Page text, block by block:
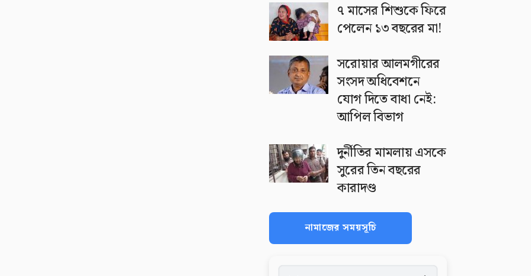
৭ মাসের শিশুকে ফিরে
পেলেন ১৩ বছরের মা!
সরোয়ার আলমগীরের
সংসদ অধিবেশনে
যোগ দিতে বাধা নেই:
আপিল বিভাগ
দুর্নীতির মামলায় এসকে
সুরের তিন বছরের
কারাদণ্ড
নামাজের সময়সূচি